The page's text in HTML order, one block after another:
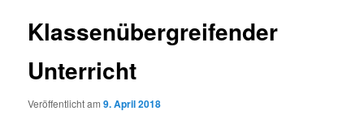
Klassenübergreifender
Unterricht
Veröffentlicht am9. April 2018